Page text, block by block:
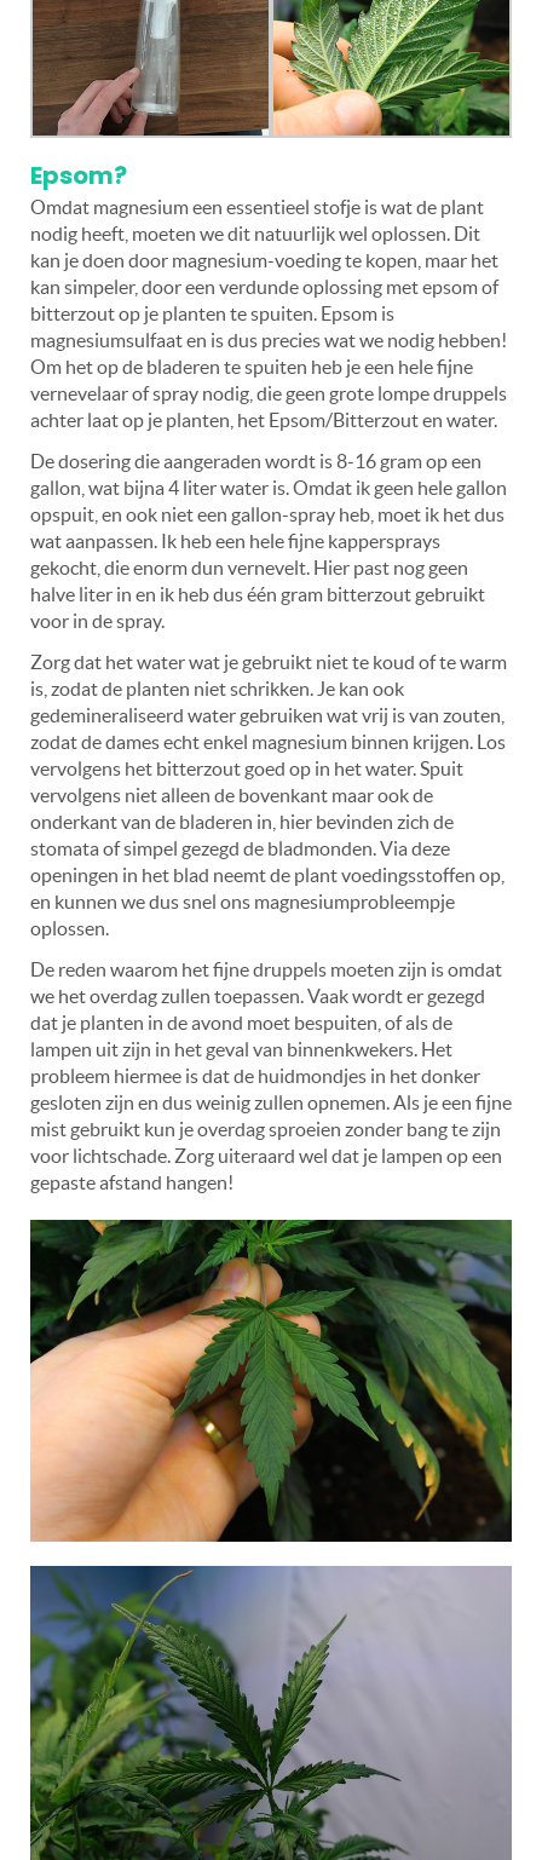
Epsom?
Omdat magnesium een essentieel stofje is wat de plant
nodig heeft, moeten we dit natuurlijk wel oplossen. Dit
kan je doen door magnesium-voeding te kopen, maar het
kan simpeler, door een verdunde oplossing met epsom of
bitterzout op je planten te spuiten. Epsom is
magnesiumsulfaat en is dus precies wat we nodig hebben!
Om het op de bladeren te spuiten heb je een hele fijne
vernevelaar of spray nodig, die geen grote lompe druppels
achter laat op je planten, het Epsom/Bitterzout en water.
De dosering die aangeraden wordt is 8-16 gram op een
gallon, wat bijna 4 liter water is. Omdat ik geen hele gallon
opspuit, en ook niet een gallon-spray heb, moet ik het dus
wat aanpassen. Ik heb een hele fijne kappersprays
gekocht, die enorm dun vernevelt. Hier past nog geen
halve liter in en ik heb dus één gram bitterzout gebruikt
voor in de spray.
Zorg dat het water wat je gebruikt niet te koud of te warm
is, zodat de planten niet schrikken. Je kan ook
gedemineraliseerd water gebruiken wat vrij is van zouten,
zodat de dames echt enkel magnesium binnen krijgen. Los
vervolgens het bitterzout goed op in het water. Spuit
vervolgens niet alleen de bovenkant maar ook de
onderkant van de bladeren in, hier bevinden zich de
stomata of simpel gezegd de bladmonden. Via deze
openingen in het blad neemt de plant voedingsstoffen op,
en kunnen we dus snel ons magnesiumprobleempje
oplossen.
De reden waarom het fijne druppels moeten zijn is omdat
we het overdag zullen toepassen. Vaak wordt er gezegd
dat je planten in de avond moet bespuiten, of als de
lampen uit zijn in het geval van binnenkwekers. Het
probleem hiermee is dat de huidmondjes in het donker
gesloten zijn en dus weinig zullen opnemen. Als je een fijne
mist gebruikt kun je overdag sproeien zonder bang te zijn
voor lichtschade. Zorg uiteraard wel dat je lampen op een
gepaste afstand hangen!